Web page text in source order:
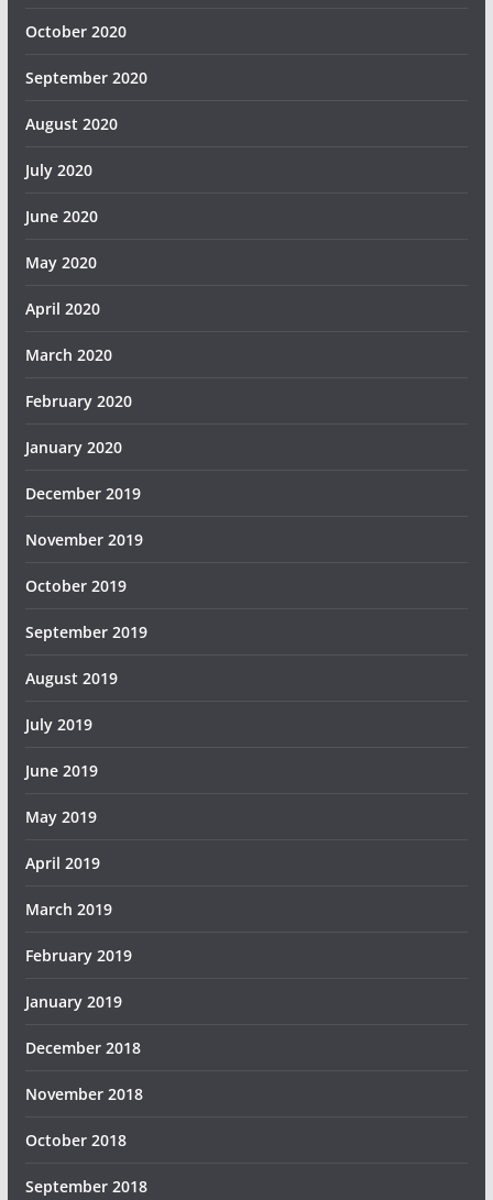
October 2020
September 2020
August 2020
July 2020
June 2020
May 2020
April 2020
March 2020
February 2020
January 2020
December 2019
November 2019
October 2019
September 2019
August 2019
July 2019
June 2019
May 2019
April 2019
March 2019
February 2019
January 2019
December 2018
November 2018
October 2018
September 2018